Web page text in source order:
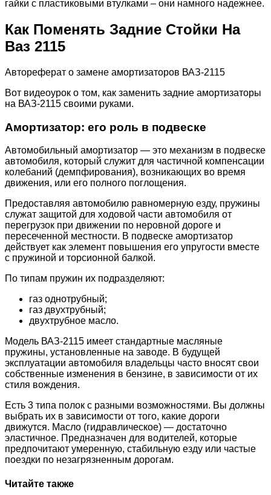
гайки с пластиковыми втулками – они намного надежнее.
Как Поменять Задние Стойки На
Ваз 2115
Автореферат о замене амортизаторов ВАЗ-2115
Вот видеоурок о том, как заменить задние амортизаторы
на ВАЗ-2115 своими руками.
Амортизатор: его роль в подвеске
Автомобильный амортизатор — это механизм в подвеске
автомобиля, который служит для частичной компенсации
колебаний (демпфирования), возникающих во время
движения, или его полного поглощения.
Предоставляя автомобилю равномерную езду, пружины
служат защитой для ходовой части автомобиля от
перегрузок при движении по неровной дороге и
пересеченной местности. В подвеске амортизатор
действует как элемент повышения его упругости вместе
с пружиной и торсионной балкой.
По типам пружин их подразделяют:
газ однотрубный;
газ двухтрубный;
двухтрубное масло.
Модель ВАЗ-2115 имеет стандартные масляные
пружины, установленные на заводе. В будущей
эксплуатации автомобиля владельцы часто вносят свои
собственные изменения в бензине, в зависимости от их
стиля вождения.
Есть 3 типа полок с разными возможностями. Вы должны
выбрать их в зависимости от того, какие дороги
движутся. Масло (гидравлическое) — достаточно
эластичное. Предназначен для водителей, которые
предпочитают умеренную, стабильную езду или частые
поездки по незагрязненным дорогам.
Читайте также